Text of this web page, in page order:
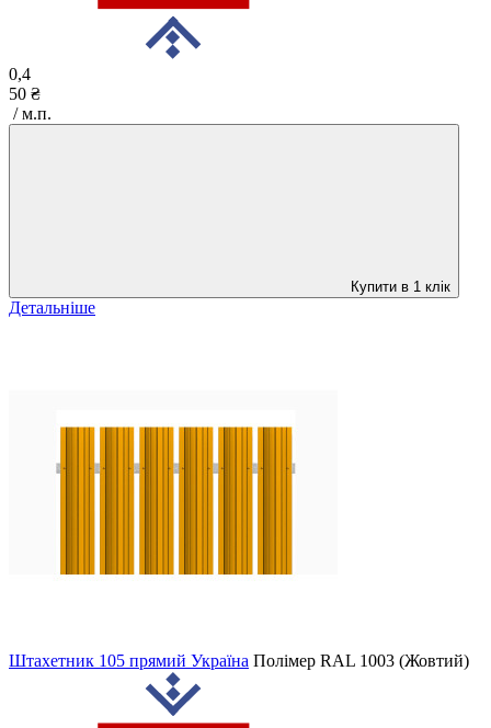
0,4
50 ₴
/ м.п.
Купити в 1 клік
Детальніше
Штахетник 105 прямий Україна Полімер RAL 1003 (Жовтий)